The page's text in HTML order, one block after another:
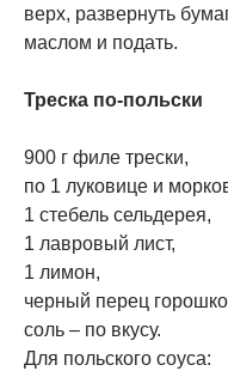
верх, развернуть
маслом и подать.
Треска по-польски
900 г филе трески,
по 1 луковице и
1 стебель сельдерея,
1 лавровый лист,
1 лимон,
черный перец
соль – по вкусу.
Для польского соуса: